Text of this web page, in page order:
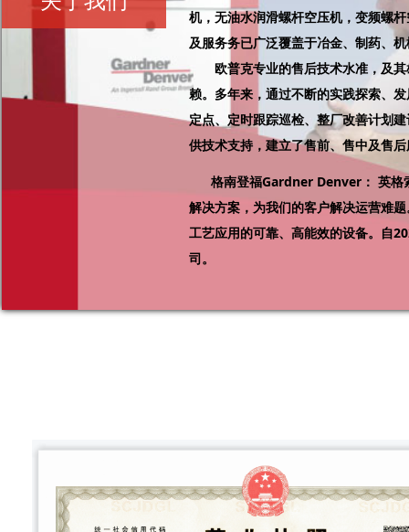
机，无油水润滑螺杆空压机，变频螺
及服务务已广泛覆盖于冶金、制药、
欧普克专业的售后技术水准，及其
赖。多年来，通过不断的实践探索、
定点、定时跟踪巡检、整厂改善计划
供技术支持，建立了售前、售中及售
格南登福Gardner Denver： 英格
解决方案，为我们的客户解决运营难
工艺应用的可靠、高能效的设备。自
司。